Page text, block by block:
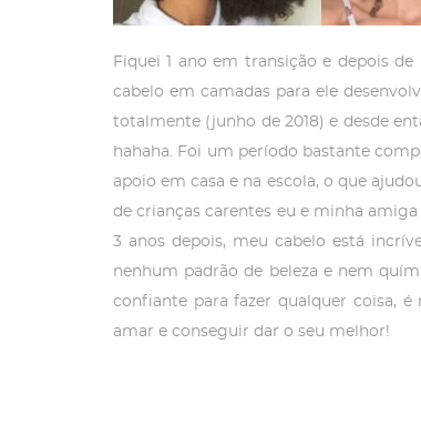
Fiquei 1 ano em transição e depois
cabelo em camadas para ele
totalmente (junho de 2018) e desde
hahaha. Foi um período bastante
apoio em casa e na escola, o que
de crianças carentes eu e minha
3 anos depois, meu cabelo está
nenhum padrão de beleza e nem
confiante para fazer qualquer coisa,
amar e conseguir dar o seu melhor!